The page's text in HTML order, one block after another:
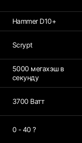
Hammer D10+
Scrypt
5000 мегахэш в
секунду
3700 Ватт
0 - 40 ?